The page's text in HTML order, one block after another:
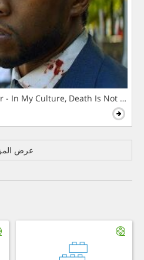
- In My Culture, Death Is Not The
عرض